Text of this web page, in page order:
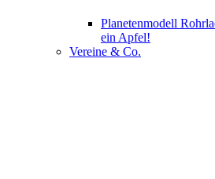
Planetenmodell
ein Apfel!
Vereine & Co.